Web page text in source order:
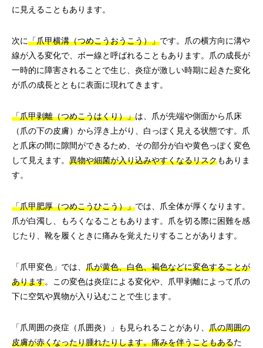
に見えることもあります。
次に「爪甲横溝（つめこうおうこう）」です。爪の横方向に溝や
線が入る変化で、ボー線と呼ばれることもあります。爪の成長が
一時的に障害されることで生じ、炎症が激しい時期に起きた変化
が爪の成長とともに表面に現れてきます。
「爪甲剥離（つめこうはくり）」は、爪が先端や側面から爪床
（爪の下の皮膚）から浮き上がり、白っぽく見える状態です。爪
と爪床の間に隙間ができるため、その部分が白や黄色っぽく変色
して見えます。 異物や細菌が入り込みやすくなるリスクもありま
す。
「爪甲肥厚（つめこうひこう）」では、爪全体が厚くなります。
爪が白濁し、もろくなることもあります。爪を切る際に困難を感
じたり、靴を履くときに痛みを覚えたりすることがあります。
「爪甲変色」では、 爪が黄色、白色、褐色などに変色することが
あります。この変色は炎症による変化や、爪甲剥離によって爪の
下に空気や異物が入り込むことで生じます。
「爪周囲の炎症（爪囲炎）」も見られることがあり、 爪の周囲の
皮膚が赤くなったり腫れたりします。痛みを伴うこともあるた